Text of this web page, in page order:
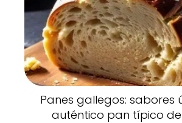
Panes gallegos: sabores
auténtico pan típico de